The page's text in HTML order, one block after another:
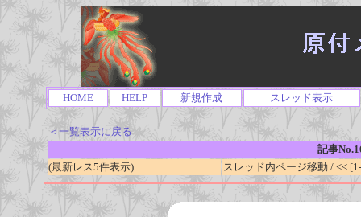
HOME HELP 新規作成 スレッド表示
＜一覧表示に戻る
記事
(最新レス5件表示)
スレッド内ページ移動 / <<